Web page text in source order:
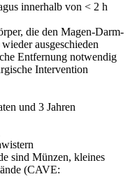
innerhalb von < 2 h
die den Magen-Darm-
ausgeschieden
Entfernung notwendig
Intervention
und 3 Jahren
sind Münzen, kleines
(CAVE: